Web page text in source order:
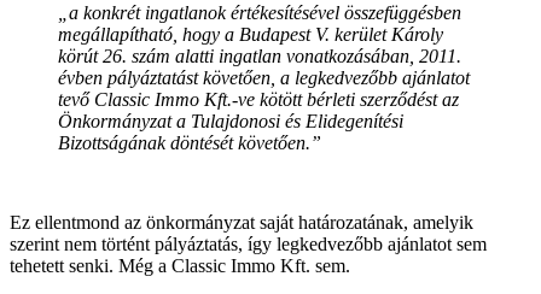
„a konkrét ingatlanok értékesítésével összefüggésben
megállapítható, hogy a Budapest V. kerület Károly
körút 26. szám alatti ingatlan vonatkozásában, 2011.
évben pályáztatást követően, a legkedvezőbb ajánlatot
tevő Classic Immo Kft.-ve kötött bérleti szerződést az
Önkormányzat a Tulajdonosi és Elidegenítési
Bizottságának döntését követően.”
Ez ellentmond az önkormányzat saját határozatának, amelyik
szerint nem történt pályáztatás, így legkedvezőbb ajánlatot sem
tehetett senki. Még a Classic Immo Kft. sem.